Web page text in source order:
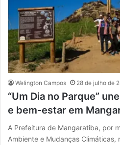
Welington Campos 28 de julho de
“Um Dia no Parque”
e bem-estar em
A Prefeitura de Mangaratiba, por
Ambiente e Mudanças